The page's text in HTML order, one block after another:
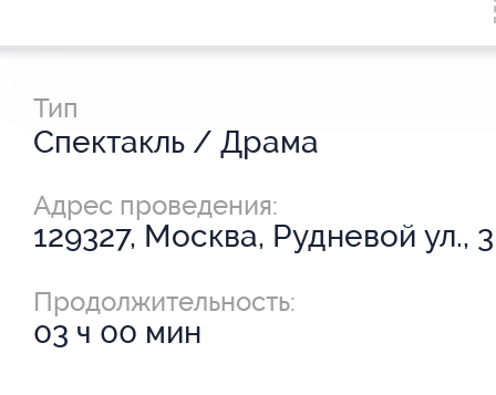
Тип
Спектакль / Драма
Адрес проведения:
129327, Москва, Рудневой ул., 3
Продолжительность:
03 ч 00 мин